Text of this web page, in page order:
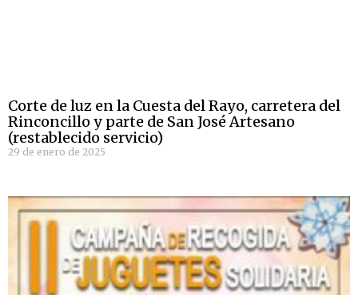
Corte de luz en la Cuesta del Rayo, carretera del
Rinconcillo y parte de San José Artesano
(restablecido servicio)
29 de enero de 2025